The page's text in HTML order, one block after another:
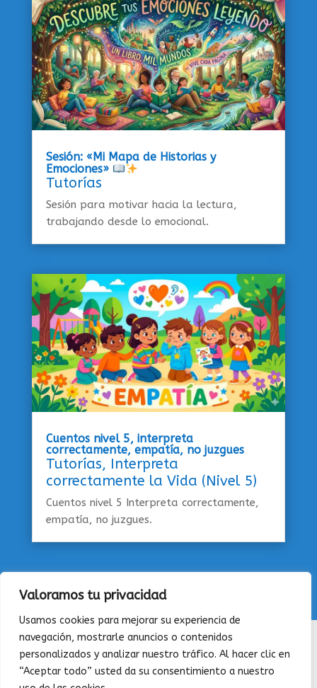
Valoramos tu privacidad
Usamos cookies para mejorar su experiencia de
navegación, mostrarle anuncios o contenidos
personalizados y analizar nuestro tráfico. Al hacer clic en
“Aceptar todo” usted da su consentimiento a nuestro
Sesión: «Mi Mapa de Historias y
Emociones»
Tutorías
Sesión para motivar hacia la lectura,
trabajando desde lo emocional.
Cuentos nivel 5, interpreta
correctamente, empatía, no juzgues
Tutorías, Interpreta
correctamente la Vida (Nivel 5)
Cuentos nivel 5 Interpreta correctamente,
empatía, no juzgues.
QUIENES SOMOS|CONTACTAR|POLÍTICA DE
PRIVACIDAD |
POLÍTICA DE COOKIES